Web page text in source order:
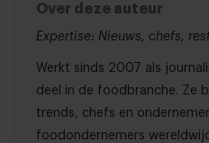
Over deze auteur
Expertise: Nieuws, chefs,
Werkt sinds 2007 als
deel in de foodbranche. Ze
trends, chefs en
foodondernemers